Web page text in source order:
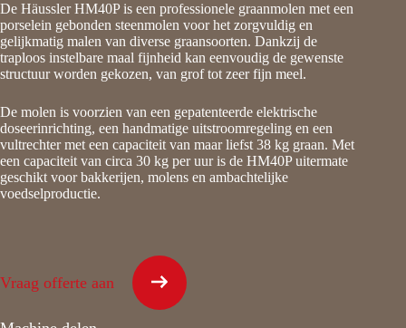
De Häussler HM40P is een professionele graanmolen met een
porselein gebonden steenmolen voor het zorgvuldig en
gelijkmatig malen van diverse graansoorten. Dankzij de
traploos instelbare maal fijnheid kan eenvoudig de gewenste
structuur worden gekozen, van grof tot zeer fijn meel.
De molen is voorzien van een gepatenteerde elektrische
doseerinrichting, een handmatige uitstroomregeling en een
vultrechter met een capaciteit van maar liefst 38 kg graan. Met
een capaciteit van circa 30 kg per uur is de HM40P uitermate
geschikt voor bakkerijen, molens en ambachtelijke
voedselproductie.
Vraag offerte aan